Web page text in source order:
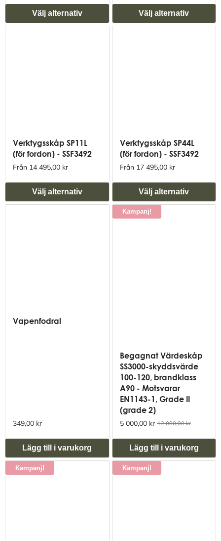
Välj alternativ Välj alternativ
Verktygsskåp SP11L
(för fordon) - SSF3492
Från 14 495,00 kr
Välj alternativ
Verktygsskåp SP44L
(för fordon) - SSF3492
Från 17 495,00 kr
Välj alternativ
Vapenfodral
349,00 kr
Lägg till i varukorg
Kampanj!
Begagnat Värdeskåp
SS3000-skyddsvärde
100-120, brandklass
A90 - Motsvarar
EN1143-1, Grade II
(grade 2)
5 000,00 kr 12 000,00 kr
Lägg till i varukorg
Kampanj! Kampanj!